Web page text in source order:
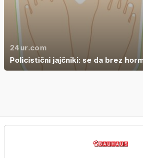
24ur.com
Policistični jajčniki: se da brez